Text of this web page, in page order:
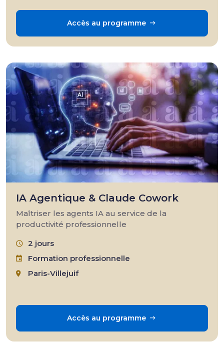
Accès au programme
IA Agentique & Claude Cowork
Maîtriser les agents IA au service de la
productivité professionnelle
2 jours
Formation professionnelle
Paris-Villejuif
Accès au programme